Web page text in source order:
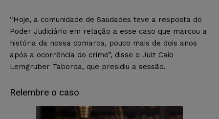
“Hoje, a comunidade de Saudades teve a resposta do
Poder Judiciário em relação a esse caso que marcou a
história da nossa comarca, pouco mais de dois anos
após a ocorrência do crime”, disse o Juiz Caio
Lemgruber Taborda, que presidiu a sessão.
Relembre o caso